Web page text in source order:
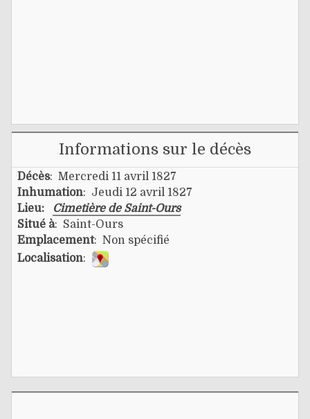
Informations sur le décès
Décès: Mercredi 11 avril 1827
Inhumation: Jeudi 12 avril 1827
Lieu:
Cimetière de Saint-Ours
Situé à: Saint-Ours
Emplacement: Non spécifié
Localisation: